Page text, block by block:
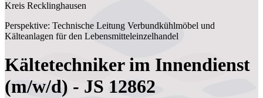
Kreis Recklinghausen
Perspektive: Technische Leitung Verbundkühlmöbel und
Kälteanlagen für den Lebensmitteleinzelhandel
Kältetechniker im Innendienst
(m/w/d) - JS 12862